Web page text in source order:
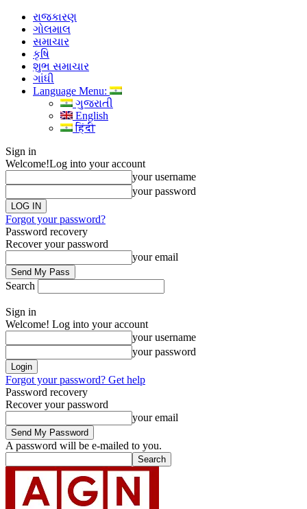
રાજકારણ
ગોલમાલ
સમાચાર
કૃષિ
શુભ સમાચાર
ગાંધી
Language Menu:
ગુજરાતી
English
हिंदी
Sign in
Welcome!Log into your account
your username
your password
Forgot your password?
Password recovery
Recover your password
your email
Search
Sign in
Welcome! Log into your account
your username
your password
Forgot your password? Get help
Password recovery
Recover your password
your email
A password will be e-mailed to you.